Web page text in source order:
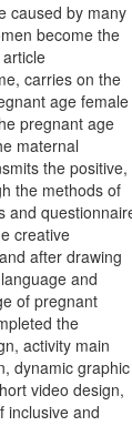
caused by many
become the
carries on the
age female
pregnant age
maternal
the positive,
the methods of
and
creative
after drawing
and
of pregnant
the
activity main
dynamic graphic
video design,
inclusive and